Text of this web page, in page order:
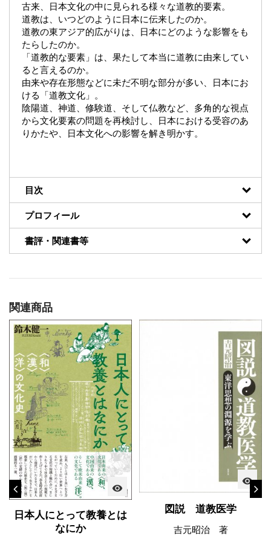
古来、日本文化の中に見られる様々な道教的要素。
道教は、いつどのように日本に伝来したのか。
道教の東アジア的広がりは、日本にどのような影響をも
たらしたのか。
「道教的な要素」は、果たして本当に道教に由来してい
ると言えるのか。
由来や存在形態などに未だ不明な部分が多い、日本にお
ける「道教文化」。
陰陽道、神道、修験道、そして仏教など、多角的な視点
から文化要素の問題を再検討し、日本における受容のあ
りかたや、日本文化への影響を解き明かす。
目次
プロフィール
書評・関連書等
関連商品
visibility
日本人にとって教養とは
なにか
visibility
図説 道教医学
吉元昭治 著